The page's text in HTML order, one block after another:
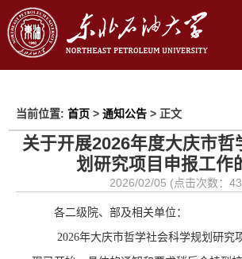
当前位置: 首页> 通知公告> 正文
关于开展2026年度大庆市哲
划研究项目申报工作
2026/02/05 (点击次数：
各二级院、部及相关单位：
2026年大庆市哲学社会科学规划研究